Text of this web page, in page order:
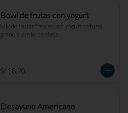
Bowl de frutas con yogurt
Mix de frutas frescas con yogurt natural,
granola y miel de abeja.
S/ 18.90
Desayuno Americano